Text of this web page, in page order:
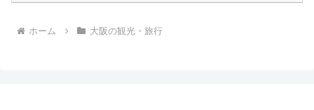
ホーム 大阪の観光・旅行